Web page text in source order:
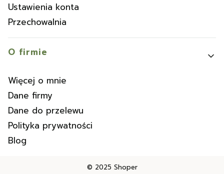
Ustawienia konta
Przechowalnia
O firmie
Więcej o mnie
Dane firmy
Dane do przelewu
Polityka prywatności
Blog
© 2025 Shoper